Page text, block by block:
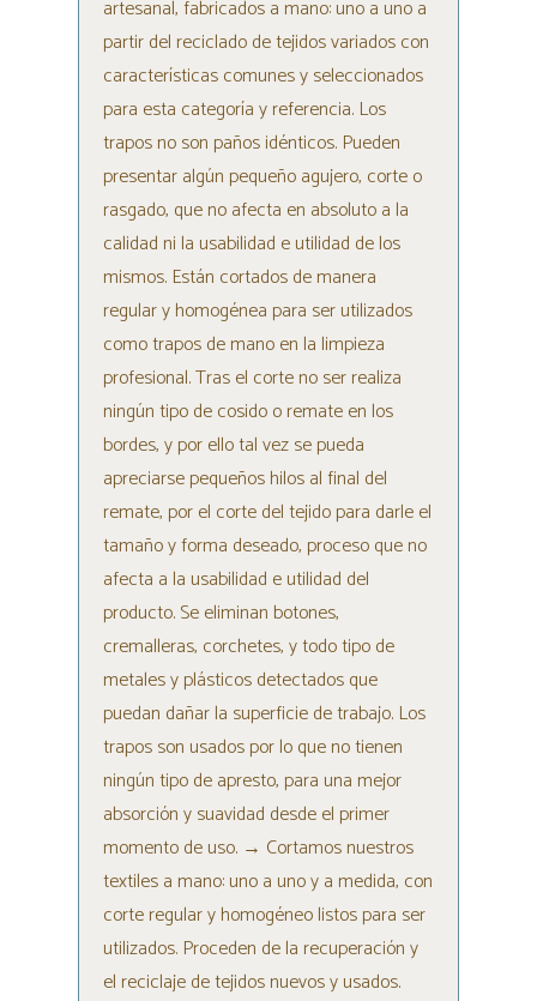
artesanal, fabricados a mano: uno a uno a
partir del reciclado de tejidos variados con
características comunes y seleccionados
para esta categoría y referencia. Los
trapos no son paños idénticos. Pueden
presentar algún pequeño agujero, corte o
rasgado, que no afecta en absoluto a la
calidad ni la usabilidad e utilidad de los
mismos. Están cortados de manera
regular y homogénea para ser utilizados
como trapos de mano en la limpieza
profesional. Tras el corte no ser realiza
ningún tipo de cosido o remate en los
bordes, y por ello tal vez se pueda
apreciarse pequeños hilos al final del
remate, por el corte del tejido para darle el
tamaño y forma deseado, proceso que no
afecta a la usabilidad e utilidad del
producto. Se eliminan botones,
cremalleras, corchetes, y todo tipo de
metales y plásticos detectados que
puedan dañar la superficie de trabajo. Los
trapos son usados por lo que no tienen
ningún tipo de apresto, para una mejor
absorción y suavidad desde el primer
momento de uso. → Cortamos nuestros
textiles a mano: uno a uno y a medida, con
corte regular y homogéneo listos para ser
utilizados. Proceden de la recuperación y
el reciclaje de tejidos nuevos y usados.